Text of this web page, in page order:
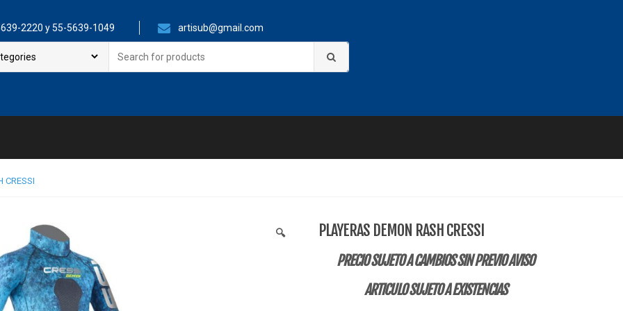
2220 y 55-5639-1049 artisub@gmail.com
for:
CRESSI
🔍 PLAYERAS DEMON RASH CRESSI
PRECIO SUJETO A CAMBIOS SIN PREVIO AVISO
ARTICULO SUJETO A EXISTENCIAS